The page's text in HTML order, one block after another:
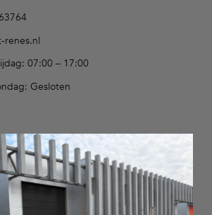
renes.nl
07:00 – 17:00
Gesloten